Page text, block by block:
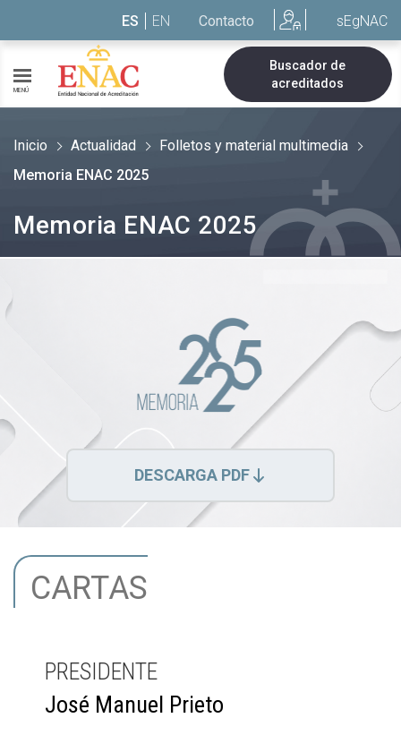
ES EN Contacto sEgNAC
MENÚ
Buscador de
acreditados
Inicio Actualidad
Folletos y material multimedia
Memoria ENAC 2025
Memoria ENAC 2025
DESCARGA PDF
CARTAS
PRESIDENTE
José Manuel Prieto